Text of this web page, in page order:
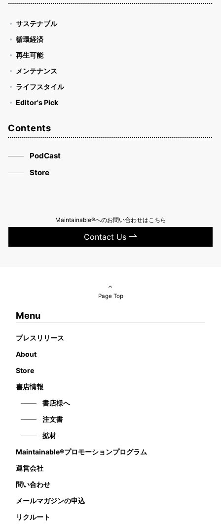
サステナブル
循環経済
再生可能
メンテナンス
ライフスタイル
Editor's Pick
Contents
PodCast
Store
Maintainable®へのお問い合わせはこちら
Contact Us
Page Top
Menu
プレスリリース
About
Store
書店情報
書店様へ
注文書
拡材
Maintainable®プロモーションプログラム
運営会社
問い合わせ
メールマガジンの申込
リクルート